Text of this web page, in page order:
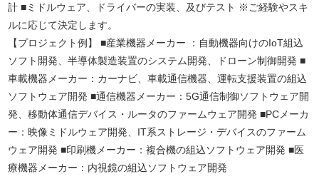
計 ■ミドルウェア、ドライバーの実装、及びテスト ※ご経験やスキ
ルに応じて決定します。
【プロジェクト例】 ■産業機器メーカー ：自動機器向けのIoT組込
ソフト開発、半導体製造装置のシステム開発、ドローン制御開発 ■
車載機器メーカー：カーナビ、車載通信機器、運転支援装置の組込
ソフトウェア開発 ■通信機器メーカー：5G通信制御ソフトウェア開
発、移動体通信デバイス・ルータのファームウェア開発 ■PCメーカ
ー：映像ミドルウェア開発、IT系ストレージ・デバイスのファーム
ウェア開発 ■印刷機メーカー：複合機の組込ソフトウェア開発 ■医
療機器メーカー：内視鏡の組込ソフトウェア開発